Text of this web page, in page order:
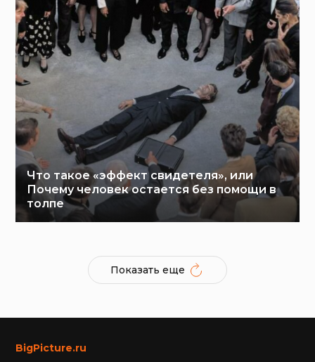
Что такое «эффект свидетеля», или
Почему человек остается без помощи в
толпе
Показать еще
BigPicture.ru